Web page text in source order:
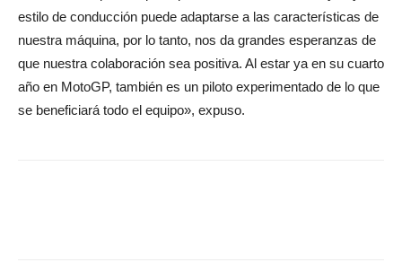
estilo de conducción puede adaptarse a las características de
nuestra máquina, por lo tanto, nos da grandes esperanzas de
que nuestra colaboración sea positiva. Al estar ya en su cuarto
año en MotoGP, también es un piloto experimentado de lo que
se beneficiará todo el equipo», expuso.